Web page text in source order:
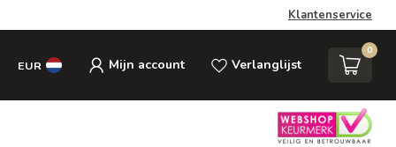
Klantenservice
EUR Mijn account Verlanglijst
0